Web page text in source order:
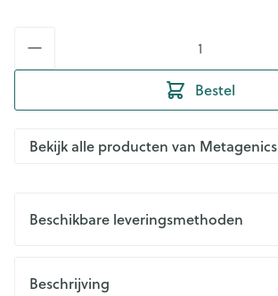
Bestel
Bekijk alle producten van Metagenics
Beschikbare leveringsmethoden
Beschrijving